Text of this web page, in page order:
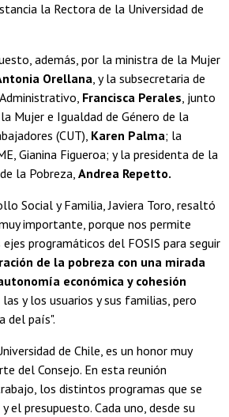
la Rectora de la Universidad de
además, por la ministra de la Mujer
Orellana, y la subsecretaria de
Francisca Perales, junto
Mujer e Igualdad de Género de la
(CUT), Karen Palma; la
Gianina Figueroa; y la presidenta de la
la Pobreza, Andrea Repetto.
Social y Familia, Javiera Toro, resaltó
importante, porque nos permite
programáticos del FOSIS para seguir
de la pobreza con una mirada
económica y cohesión
y los usuarios y sus familias, pero
del país".
de Chile, es un honor muy
del Consejo. En esta reunión
los distintos programas que se
el presupuesto. Cada uno, desde su